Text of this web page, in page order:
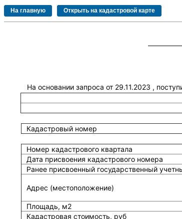
На основании запроса от 29.11.2023 ,
Кадастровый номер
Номер кадастрового квартала
Дата присвоения кадастрового номера
Ранее присвоенный государственный
Адрес (местоположение)
Площадь, м2
Кадастровая стоимость, руб